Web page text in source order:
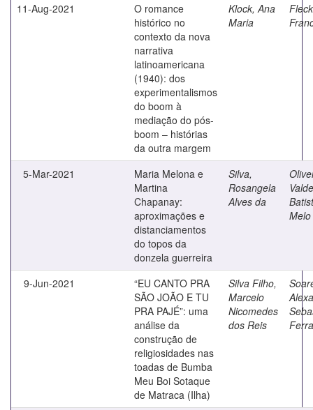
11-Aug-2021
O romance
histórico no
contexto da nova
narrativa
latinoamericana
(1940): dos
experimentalismos
do boom à
mediação do pós-
boom – histórias
da outra margem
Klock, Ana
Maria
5-Mar-2021
Maria Melona e
Martina
Chapanay:
aproximações e
distanciamentos
do topos da
donzela guerreira
Silva,
Rosangela
Alves da
Melo
9-Jun-2021
“EU CANTO PRA
SÃO JOÃO E TU
PRA PAJÉ”: uma
análise da
construção de
religiosidades nas
toadas de Bumba
Meu Boi Sotaque
de Matraca (Ilha)
Silva Filho,
Marcelo
Nicomedes
dos Reis